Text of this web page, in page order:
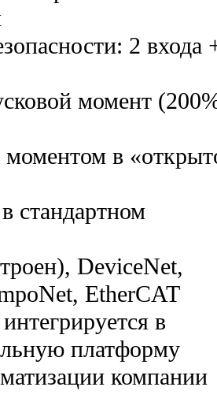
2 входа
момент
моментом в
стандартном
DeviceNet,
EtherCAT
в
платформу
компании